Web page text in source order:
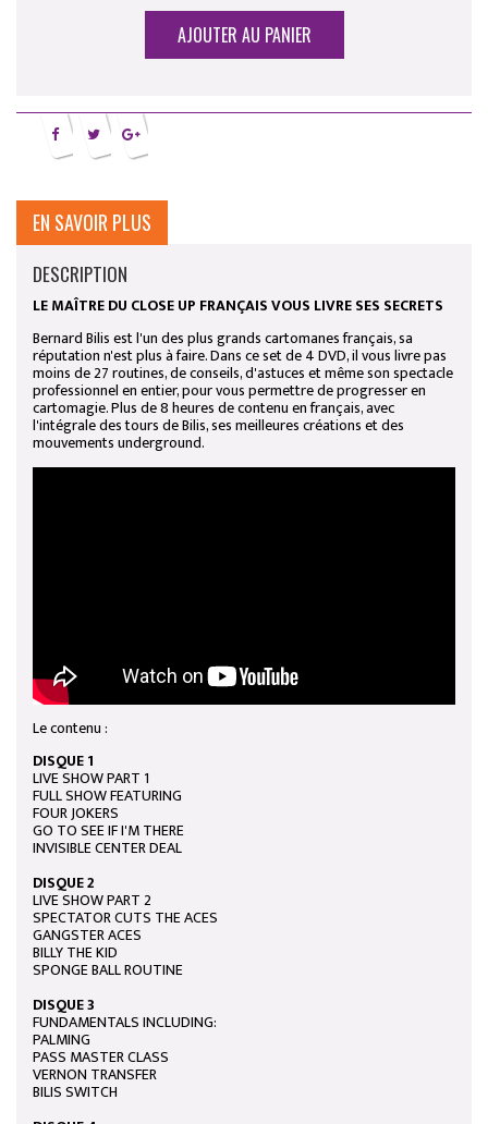
AJOUTER AU PANIER
EN SAVOIR PLUS
DESCRIPTION
LE MAÎTRE DU CLOSE UP FRANÇAIS VOUS LIVRE SES SECRETS
Bernard Bilis est l'un des plus grands cartomanes français, sa
réputation n'est plus à faire. Dans ce set de 4 DVD, il vous livre pas
moins de 27 routines, de conseils, d'astuces et même son spectacle
professionnel en entier, pour vous permettre de progresser en
cartomagie. Plus de 8 heures de contenu en français, avec
l'intégrale des tours de Bilis, ses meilleures créations et des
mouvements underground.
Le contenu :
DISQUE 1
LIVE SHOW PART 1
FULL SHOW FEATURING
FOUR JOKERS
GO TO SEE IF I'M THERE
INVISIBLE CENTER DEAL
DISQUE 2
LIVE SHOW PART 2
SPECTATOR CUTS THE ACES
GANGSTER ACES
BILLY THE KID
SPONGE BALL ROUTINE
DISQUE 3
FUNDAMENTALS INCLUDING:
PALMING
PASS MASTER CLASS
VERNON TRANSFER
BILIS SWITCH